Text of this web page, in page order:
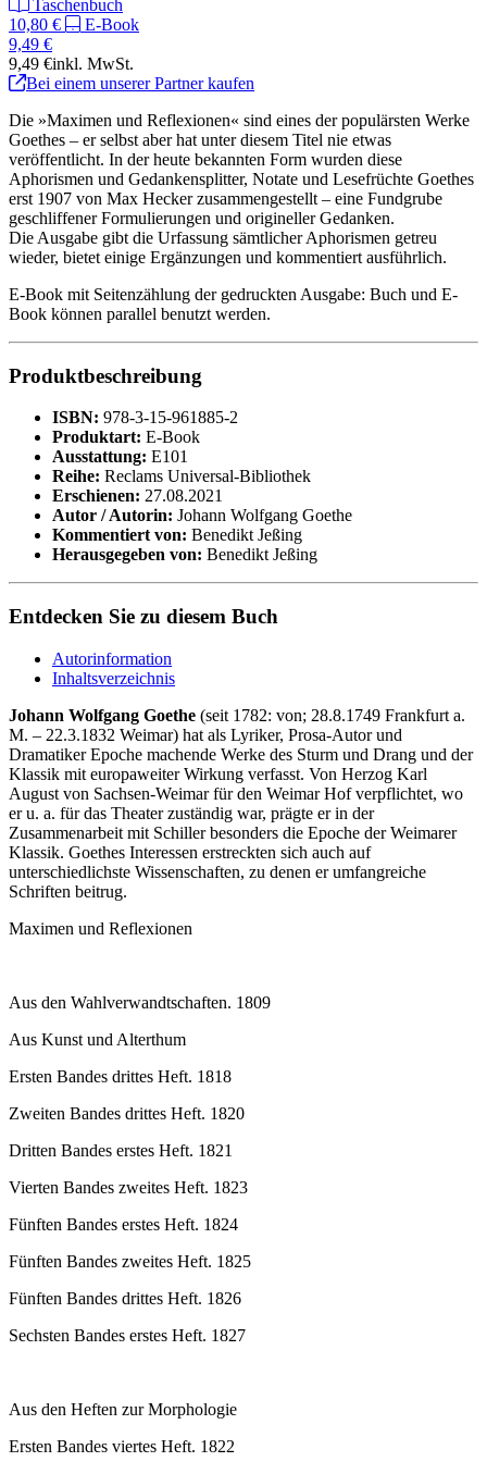
Taschenbuch
10,80 €
E-Book
9,49 €
9,49 €inkl. MwSt.
Bei einem unserer Partner kaufen
Die »Maximen und Reflexionen« sind eines der populärsten Werke
Goethes – er selbst aber hat unter diesem Titel nie etwas
veröffentlicht. In der heute bekannten Form wurden diese
Aphorismen und Gedankensplitter, Notate und Lesefrüchte Goethes
erst 1907 von Max Hecker zusammengestellt – eine Fundgrube
geschliffener Formulierungen und origineller Gedanken.
Die Ausgabe gibt die Urfassung sämtlicher Aphorismen getreu
wieder, bietet einige Ergänzungen und kommentiert ausführlich.
E-Book mit Seitenzählung der gedruckten Ausgabe: Buch und E-
Book können parallel benutzt werden.
Produktbeschreibung
ISBN: 978-3-15-961885-2
Produktart: E-Book
Ausstattung: E101
Reihe: Reclams Universal-Bibliothek
Erschienen: 27.08.2021
Autor / Autorin: Johann Wolfgang Goethe
Kommentiert von: Benedikt Jeßing
Herausgegeben von: Benedikt Jeßing
Entdecken Sie zu diesem Buch
Autorinformation
Inhaltsverzeichnis
Johann Wolfgang Goethe (seit 1782: von; 28.8.1749 Frankfurt a.
M. – 22.3.1832 Weimar) hat als Lyriker, Prosa-Autor und
Dramatiker Epoche machende Werke des Sturm und Drang und der
Klassik mit europaweiter Wirkung verfasst. Von Herzog Karl
August von Sachsen-Weimar für den Weimar Hof verpflichtet, wo
er u. a. für das Theater zuständig war, prägte er in der
Zusammenarbeit mit Schiller besonders die Epoche der Weimarer
Klassik. Goethes Interessen erstreckten sich auch auf
unterschiedlichste Wissenschaften, zu denen er umfangreiche
Schriften beitrug.
Maximen und Reflexionen
Aus den Wahlverwandtschaften. 1809
Aus Kunst und Alterthum
Ersten Bandes drittes Heft. 1818
Zweiten Bandes drittes Heft. 1820
Dritten Bandes erstes Heft. 1821
Vierten Bandes zweites Heft. 1823
Fünften Bandes erstes Heft. 1824
Fünften Bandes zweites Heft. 1825
Fünften Bandes drittes Heft. 1826
Sechsten Bandes erstes Heft. 1827
Aus den Heften zur Morphologie
Ersten Bandes viertes Heft. 1822